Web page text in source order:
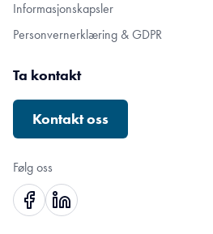
Informasjonskapsler
Personvernerklæring & GDPR
Ta kontakt
Kontakt oss
Følg oss